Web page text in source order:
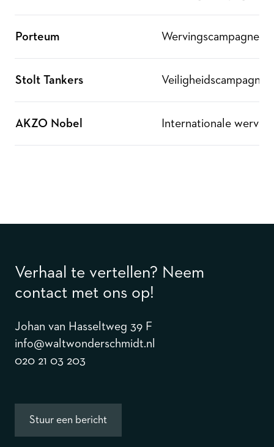
Porteum Wervingscampagne
Stolt Tankers Veiligheidscampagne
AKZO Nobel Internationale
Verhaal te vertellen? Neem
contact met ons op!
Johan van Hasseltweg 39 F
info@waltwonderschmidt.nl
020 21 03 203
Stuur een bericht